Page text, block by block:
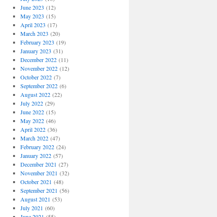
June 2023 (12)
May 2023 (15)
April 2023 (17)
March 2023 (20)
February 2023 (19)
January 2023 (31)
December 2022(11)
November 2022(12)
October 2022(7)
September 2022(6)
August 2022(22)
July 2022(29)
June 2022(15)
May 2022(46)
April 2022(36)
March 2022(47)
February 2022(24)
January 2022(57)
December 2021 (27)
November 2021 (32)
October 2021 (48)
September 2021 (56)
August 2021 (53)
July 2021 (60)